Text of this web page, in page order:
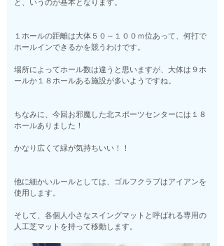
と、いうのが基本となります。
１ホールの距離は大体５０～１００ｍ位あって、何打で
ホールインできるかを競うわけです。
場所によってホール数は違うと思いますが、大体は９ホ
ールか１８ホールある施設が多いようですね。
ちなみに、今回お邪魔した北スポーツセンターには１８
ホールありました！
かなり広くて緑が気持ちいい！！
他に細かいルールとしては、ゴルフクラブはアイアンを
使用します。
そして、各個人小さなスイングマットと呼ばれる専用の
人工芝マットを持って移動します。